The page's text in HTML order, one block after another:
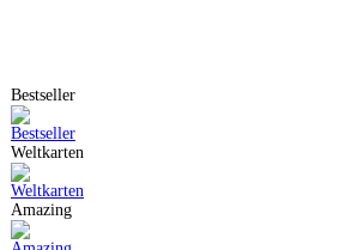
Bestseller
Weltkarten
Amazing